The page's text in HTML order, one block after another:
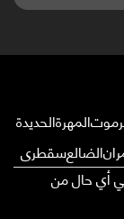
المهرةالحديدة
الضالعسقطرى
في أي حال من